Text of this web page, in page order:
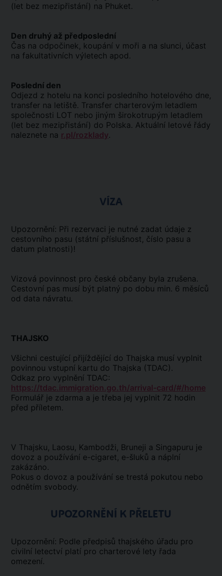
(let bez mezipřistání) na Phuket.
Den druhý až předposlední
Čas na odpočinek, koupání v moři a na slunci, účast
na fakultativních výletech apod.
Poslední den
Odjezd z hotelu na konci posledního hotelového dne,
transfer na letiště. Transfer charterovým letadlem
společnosti LOT nebo jiným širokotrupým letadlem
(let bez mezipřistání) do Polska. Aktuální letové řády
naleznete na r.pl/rozklady.
VÍZA
Upozornění: Při rezervaci je nutné zadat údaje z
cestovního pasu (státní příslušnost, číslo pasu a
datum platnosti)!
Vizová povinnost pro české občany byla zrušena.
Cestovní pas musí být platný po dobu min. 6 měsíců
od data návratu.
THAJSKO
Všichni cestující přijíždějící do Thajska musí vyplnit
povinnou vstupní kartu do Thajska (TDAC).
Odkaz pro vyplnění TDAC:
https://tdac.immigration.go.th/arrival-card/#/home
Formulář je zdarma a je třeba jej vyplnit 72 hodin
před příletem.
V Thajsku, Laosu, Kambodži, Bruneji a Singapuru je
dovoz a používání e-cigaret, e-šluků a náplní
zakázáno.
Pokus o dovoz a používání se trestá pokutou nebo
odnětím svobody.
UPOZORNĚNÍ K PŘELETU
Upozornění: Podle předpisů thajského úřadu pro
civilní letectví platí pro charterové lety řada
omezení.